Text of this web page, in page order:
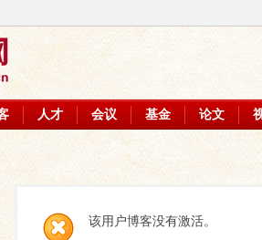
人才 会议 基金 论文
该用户博客没有激活。